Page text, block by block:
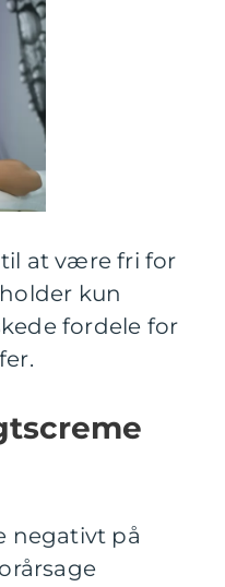
at være fri for
kun
fordele for
negativt på